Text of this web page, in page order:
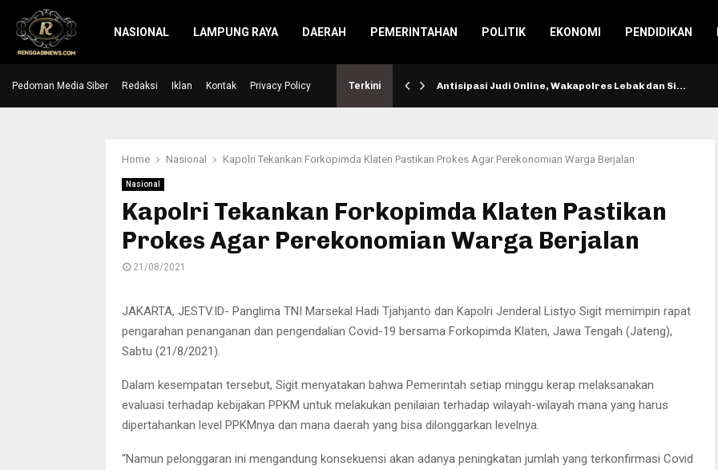
NASIONAL LAMPUNG RAYA DAERAH PEMERINTAHAN POLITIK EKONOMI PENDIDIKAN
Pedoman Media Siber Redaksi Iklan Kontak Privacy Policy Terkini
Hari Raya Idul Adha, Kapolres Lebak serahkan… Antisipasi Judi Online, Wakapolres Lebak dan Si…
Home Nasional Kapolri Tekankan Forkopimda Klaten Pastikan Prokes Agar Perekonomian Warga Berjalan
Nasional
Kapolri Tekankan Forkopimda Klaten Pastikan
Prokes Agar Perekonomian Warga Berjalan
21/08/2021
JAKARTA, JESTV.ID- Panglima TNI Marsekal Hadi Tjahjanto dan Kapolri Jenderal Listyo Sigit memimpin rapat
pengarahan penanganan dan pengendalian Covid-19 bersama Forkopimda Klaten, Jawa Tengah (Jateng),
Sabtu (21/8/2021).
Dalam kesempatan tersebut, Sigit menyatakan bahwa Pemerintah setiap minggu kerap melaksanakan
evaluasi terhadap kebijakan PPKM untuk melakukan penilaian terhadap wilayah-wilayah mana yang harus
dipertahankan level PPKMnya dan mana daerah yang bisa dilonggarkan levelnya.
“Namun pelonggaran ini mengandung konsekuensi akan adanya peningkatan jumlah yang terkonfirmasi Covid